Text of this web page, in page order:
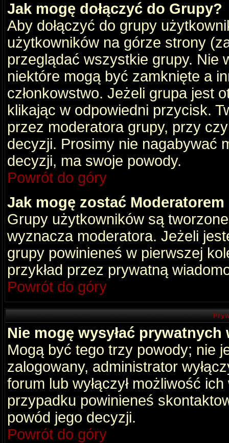
Jak mogę dołączyć do Grupy?
Aby dołączyć do grupy
użytkowników na górze strony
przeglądać wszystkie grupy. Nie
niektóre mogą być zamknięte a
członkowstwo. Jeżeli grupa jest
klikając w odpowiedni przycisk.
przez moderatora grupy, przy
decyzji. Prosimy nie nagabywać
decyzji, ma swoje powody.
Powrót do góry
Jak mogę zostać
Grupy użytkowników są
wyznacza moderatora. Jeżeli
grupy powinieneś w pierwszej
przykład przez prywatną
Powrót do góry
Nie mogę wysyłać
Mogą być tego trzy powody; nie
zalogowany, administrator
forum lub wyłączył możliwość
przypadku powinieneś
powód jego decyzji.
Powrót do góry